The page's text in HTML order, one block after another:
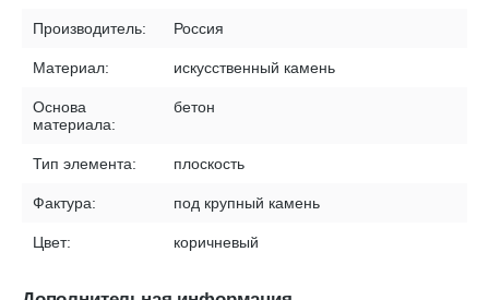
Производитель: Россия
Материал: искусственный камень
Основа
материала:
бетон
Тип элемента: плоскость
Фактура: под крупный камень
Цвет: коричневый